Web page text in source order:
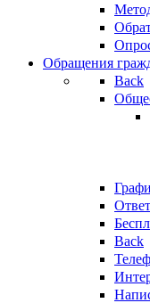
Обращения
Back
Back